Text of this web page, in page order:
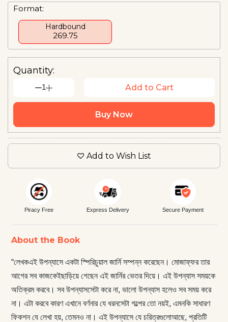
Format:
Hardbound
₹269.75
Quantity:
1 Add to Cart
Buy Now
Add to Wish List
Piracy Free Express Delivery Secure Payment
About the Book
“লেখকএই উপন্যাসে একটা স্পিরিচুয়াল জার্নি সম্পন্ন করেছেন। মোজাফ্ফর তার
আগের সব কাজকেইছাড়িয়ে গেছেন এই জার্নির ভেতর দিয়ে। এই উপন্যাস সময়কে
অতিক্রম করবে। সব উপন্যাসসেটা করে না, ভালো উপন্যাস হলেও সব সময় করে
না। এটা করবে কারণ এখানে বর্ণনার যে ধরনসেটা গল্পের তো নয়ই, এমনকি সাধারণ
ফিকশন যে লেখা হয়, তেমনও না। এই উপন্যাসে যে চরিত্রগুলোআছে, প্রতিটি